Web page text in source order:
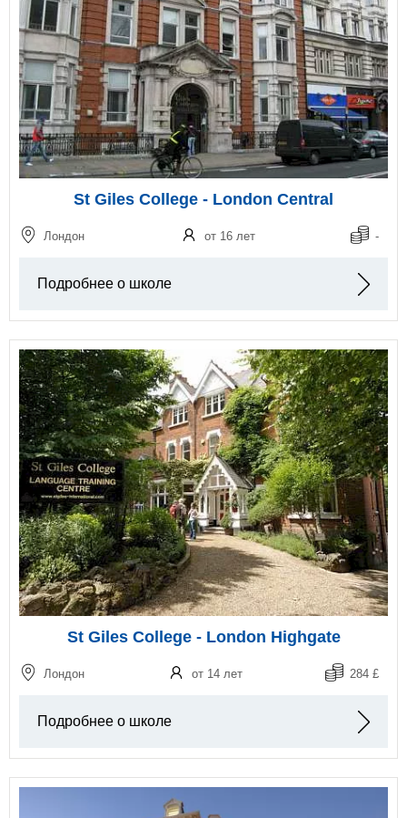
St Giles College - London Central
Лондон от 16 лет -
Подробнее о школе
St Giles College - London Highgate
Лондон от 14 лет 284 £
Подробнее о школе